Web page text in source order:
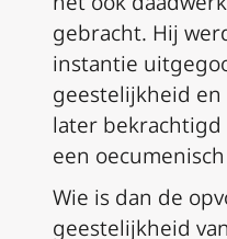
gebracht. Hij
instantie
geestelijkheid
later
een
Wie is dan de
geestelijkheid